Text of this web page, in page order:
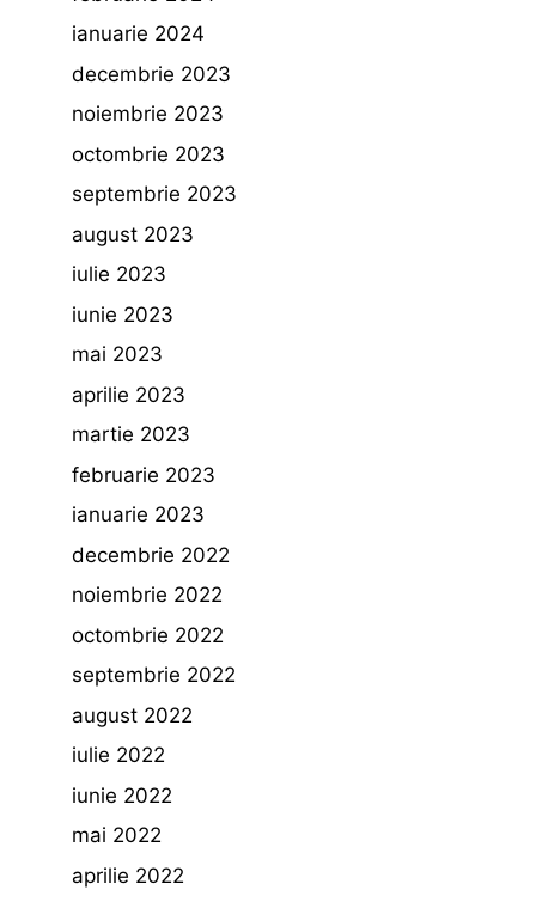
ianuarie 2024
decembrie 2023
noiembrie 2023
octombrie 2023
septembrie 2023
august 2023
iulie 2023
iunie 2023
mai 2023
aprilie 2023
martie 2023
februarie 2023
ianuarie 2023
decembrie 2022
noiembrie 2022
octombrie 2022
septembrie 2022
august 2022
iulie 2022
iunie 2022
mai 2022
aprilie 2022